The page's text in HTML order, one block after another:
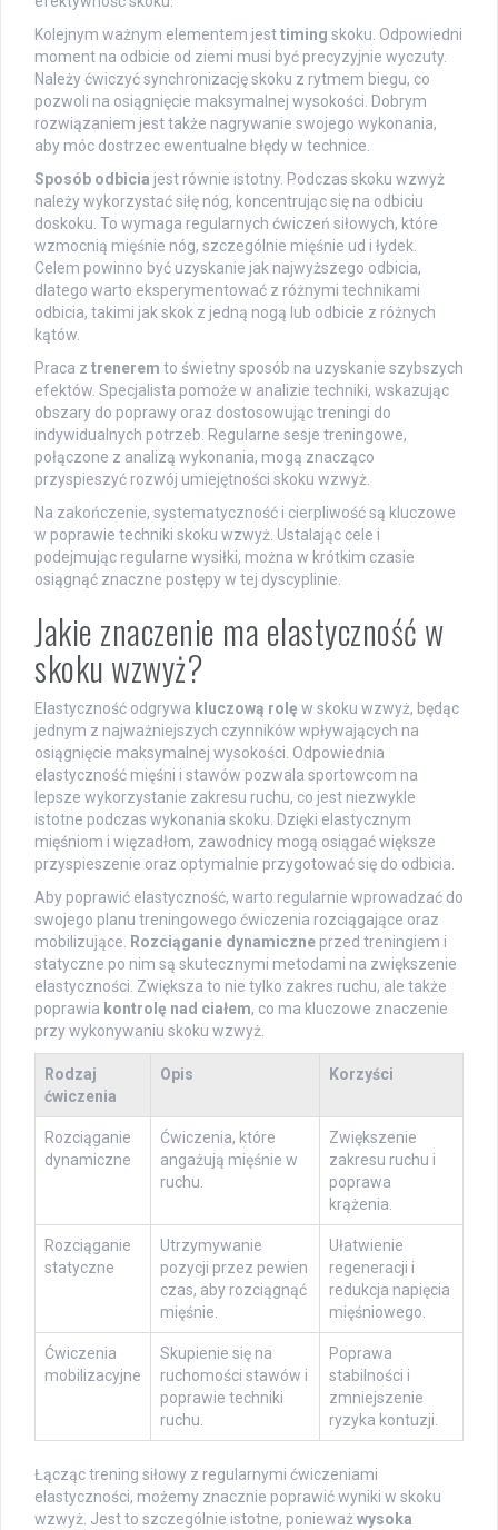
Kolejnym ważnym elementem jesttiming skoku. Odpowiedni
moment na odbicie od ziemi musi być precyzyjnie wyczuty.
Należy ćwiczyć synchronizację skoku z rytmem biegu, co
pozwoli na osiągnięcie maksymalnej wysokości. Dobrym
rozwiązaniem jest także nagrywanie swojego wykonania,
aby móc dostrzec ewentualne błędy w technice.
Sposób odbicia jest równie istotny. Podczas skoku wzwyż
należy wykorzystać siłę nóg, koncentrując się na odbiciu
doskoku. To wymaga regularnych ćwiczeń siłowych, które
wzmocnią mięśnie nóg, szczególnie mięśnie ud i łydek.
Celem powinno być uzyskanie jak najwyższego odbicia,
dlatego warto eksperymentować z różnymi technikami
odbicia, takimi jak skok z jedną nogą lub odbicie z różnych
kątów.
Praca z trenerem to świetny sposób na uzyskanie szybszych
efektów. Specjalista pomoże w analizie techniki, wskazując
obszary do poprawy oraz dostosowując treningi do
indywidualnych potrzeb. Regularne sesje treningowe,
połączone z analizą wykonania, mogą znacząco
przyspieszyć rozwój umiejętności skoku wzwyż.
Na zakończenie, systematyczność i cierpliwość są kluczowe
w poprawie techniki skoku wzwyż. Ustalając cele i
podejmując regularne wysiłki, można w krótkim czasie
osiągnąć znaczne postępy w tej dyscyplinie.
Jakie znaczenie ma elastyczność w
skoku wzwyż?
Elastyczność odgrywa kluczową rolę w skoku wzwyż, będąc
jednym z najważniejszych czynników wpływających na
osiągnięcie maksymalnej wysokości. Odpowiednia
elastyczność mięśni i stawów pozwala sportowcom na
lepsze wykorzystanie zakresu ruchu, co jest niezwykle
istotne podczas wykonania skoku. Dzięki elastycznym
mięśniom i więzadłom, zawodnicy mogą osiągać większe
przyspieszenie oraz optymalnie przygotować się do odbicia.
Aby poprawić elastyczność, warto regularnie wprowadzać do
swojego planu treningowego ćwiczenia rozciągające oraz
mobilizujące. Rozciąganie dynamiczne przed treningiem i
statyczne po nim są skutecznymi metodami na zwiększenie
elastyczności. Zwiększa to nie tylko zakres ruchu, ale także
poprawia kontrolę nad ciałem, co ma kluczowe znaczenie
przy wykonywaniu skoku wzwyż.
Rodzaj
ćwiczenia
Opis Korzyści
Rozciąganie
dynamiczne
Ćwiczenia, które
angażują mięśnie w
ruchu.
Zwiększenie
zakresu ruchu i
poprawa
krążenia.
Rozciąganie
statyczne
Utrzymywanie
pozycji przez pewien
czas, aby rozciągnąć
mięśnie.
Ułatwienie
regeneracji i
redukcja napięcia
mięśniowego.
Ćwiczenia
mobilizacyjne
Skupienie się na
ruchomości stawów i
poprawie techniki
ruchu.
Poprawa
stabilności i
zmniejszenie
ryzyka kontuzji.
Łącząc trening siłowy z regularnymi ćwiczeniami
elastyczności, możemy znacznie poprawić wyniki w skoku
wzwyż. Jest to szczególnie istotne, ponieważwysoka